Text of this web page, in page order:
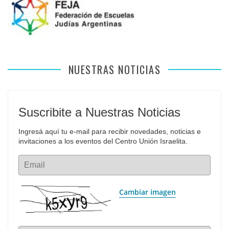
NUESTRAS NOTICIAS
Suscribite a Nuestras Noticias
Ingresá aquí tu e-mail para recibir novedades, noticias e
invitaciones a los eventos del Centro Unión Israelita.
Email
Cambiar imagen